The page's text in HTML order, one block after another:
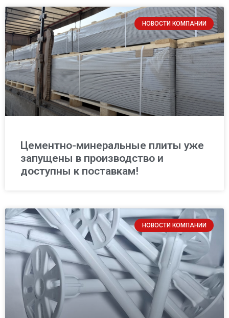
НОВОСТИ КОМПАНИИ
Цементно-минеральные плиты уже
запущены в производство и
доступны к поставкам!
НОВОСТИ КОМПАНИИ